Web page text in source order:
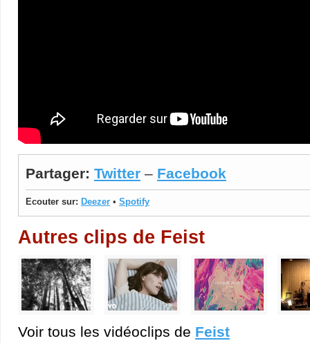
Partager: Twitter – Facebook
Ecouter sur: Deezer • Spotify
Autres clips de Feist
Voir tous les vidéoclips de Feist